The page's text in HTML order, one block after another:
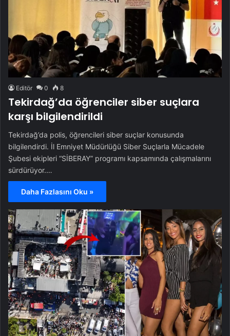
Editör 0 8
Tekirdağ’da öğrenciler siber suçlara
karşı bilgilendirildi
Tekirdağ’da polis, öğrencileri siber suçlar konusunda
bilgilendirdi. İl Emniyet Müdürlüğü Siber Suçlarla Mücadele
Şubesi ekipleri “SİBERAY” programı kapsamında çalışmalarını
sürdürüyor.…
Daha Fazlasını Oku »